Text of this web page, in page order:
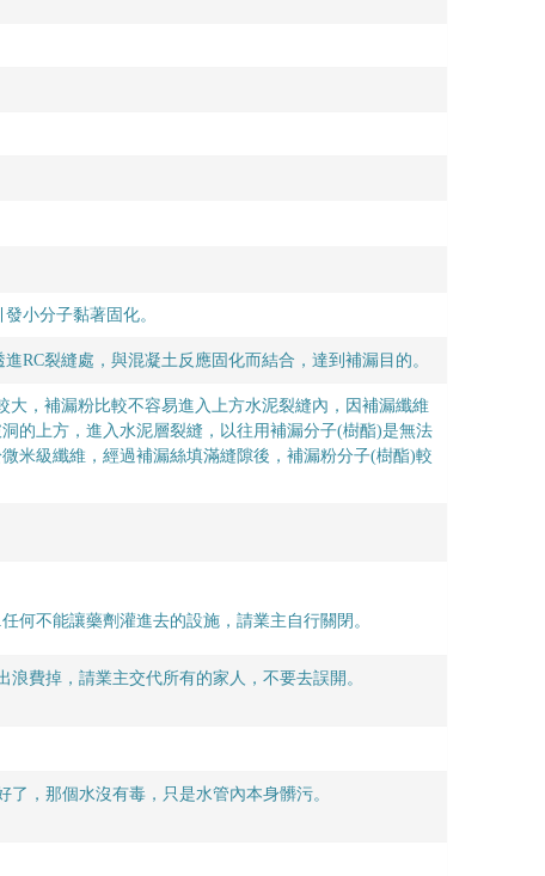
小分子黏著固化。
RC裂縫處，與混凝土反應固化而結合，達到補漏目的。
，補漏粉比較不容易進入上方水泥裂縫內，因補漏纖維
的上方，進入水泥層裂縫，以往用補漏分子(樹酯)是無法
米級纖維，經過補漏絲填滿縫隙後，補漏粉分子(樹酯)較
何不能讓藥劑灌進去的設施，請業主自行關閉。
費掉，請業主交代所有的家人，不要去誤開。
，那個水沒有毒，只是水管內本身髒污。